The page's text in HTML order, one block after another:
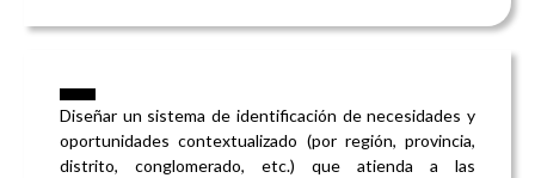
Diseñar un sistema de identificación de necesidades y
oportunidades contextualizado (por región, provincia,
distrito, conglomerado, etc.) que atienda a las